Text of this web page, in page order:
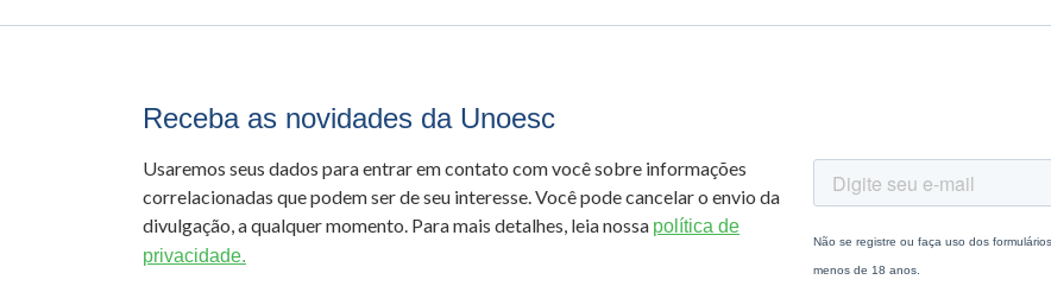
Receba as novidades da Unoesc
Usaremos seus dados para entrar em contato com você sobre informações
correlacionadas que podem ser de seu interesse. Você pode cancelar o envio da
divulgação, a qualquer momento. Para mais detalhes, leia nossa política de
privacidade.